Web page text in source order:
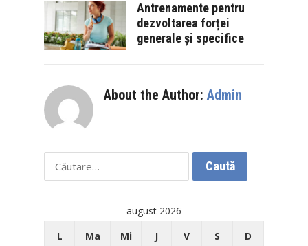
Antrenamente pentru
dezvoltarea forței
generale și specifice
About the Author: Admin
Caută
după:
august 2026
L
Ma Mi J V S D